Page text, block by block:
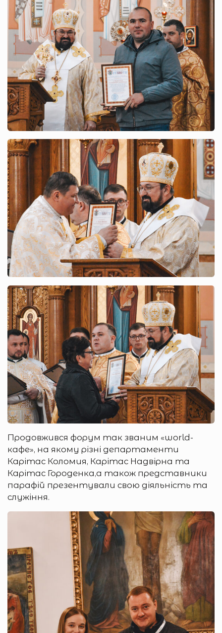
Продовжився форум так званим «world-
кафе», на якому різні департаменти
Карітас Коломия, Карітас Надвірна та
Карітас Городенка,а також представники
парафій презентували свою діяльність та
служіння.